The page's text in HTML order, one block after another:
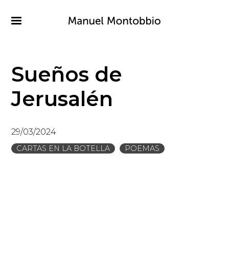
contenido
Sueños de
Jerusalén
29/03/2024
CARTAS EN LA BOTELLA POEMAS